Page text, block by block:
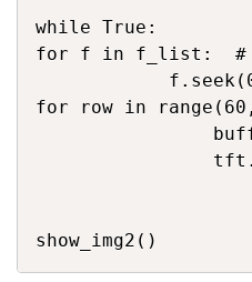
while True:
for f in f_list:  # 遍历
for row in
show_img2()